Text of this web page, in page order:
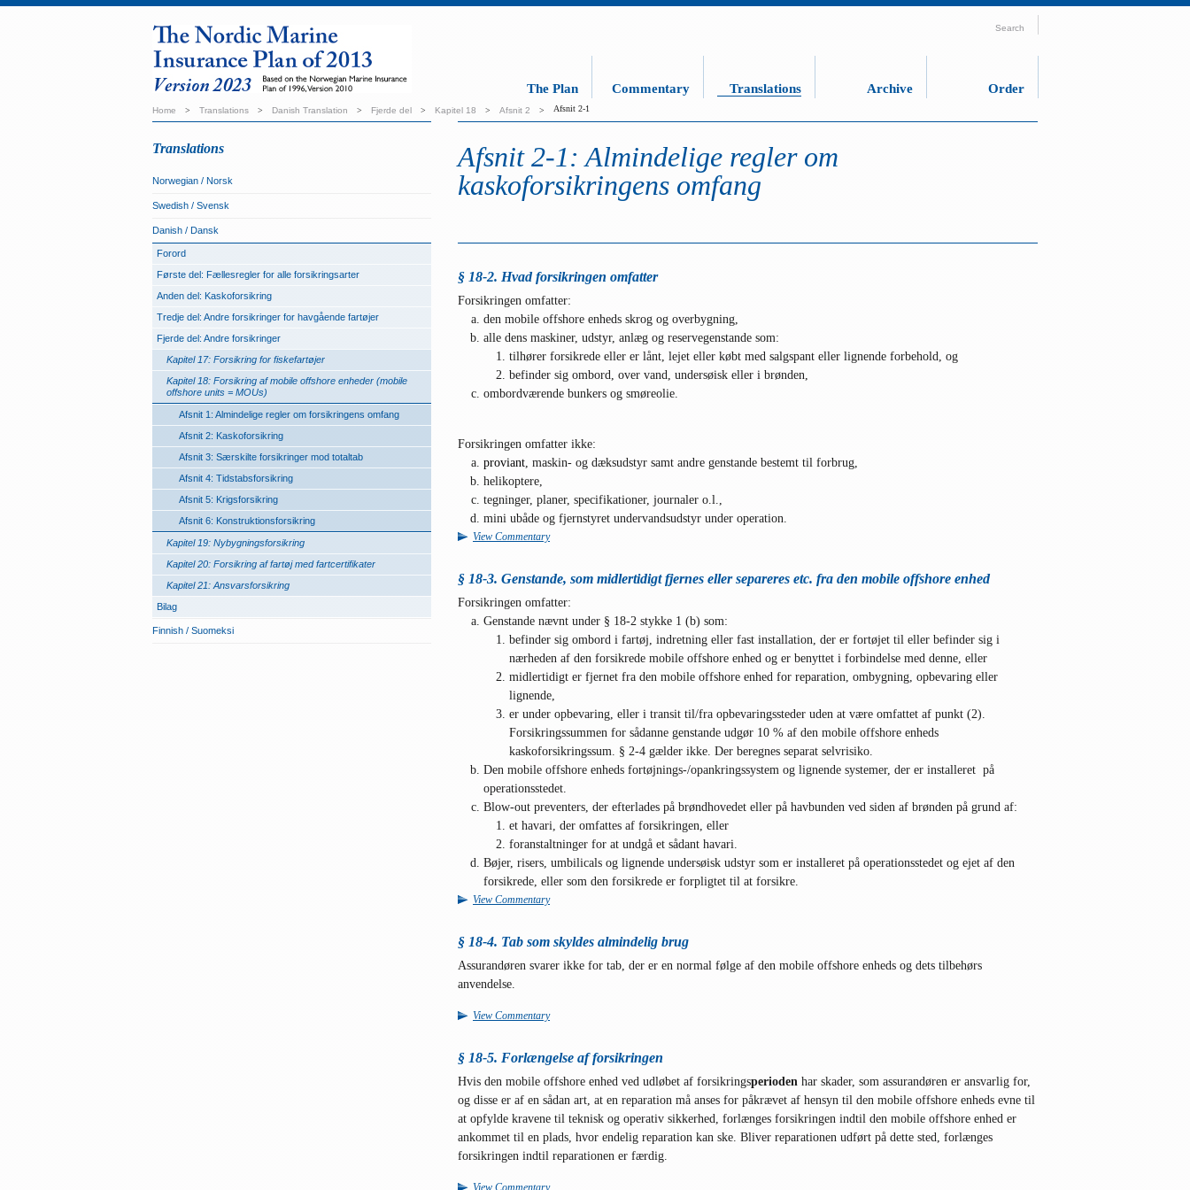
The Plan Commentary Translations Archive Order
Search
Home > Translations > Danish Translation > Fjerde del > Kapitel 18 > Afsnit 2 > Afsnit 2-1
Translations
Norwegian / Norsk
Swedish / Svensk
Danish / Dansk
Forord
Første del: Fællesregler for alle forsikringsarter
Anden del: Kaskoforsikring
Tredje del: Andre forsikringer for havgående fartøjer
Fjerde del: Andre forsikringer
Kapitel 17: Forsikring for fiskefartøjer
Kapitel 18: Forsikring af mobile offshore enheder (mobile
offshore units = MOUs)
Afsnit 1: Almindelige regler om forsikringens omfang
Afsnit 2: Kaskoforsikring
Afsnit 3: Særskilte forsikringer mod totaltab
Afsnit 4: Tidstabsforsikring
Afsnit 5: Krigsforsikring
Afsnit 6: Konstruktionsforsikring
Kapitel 19: Nybygningsforsikring
Kapitel 20: Forsikring af fartøj med fartcertifikater
Kapitel 21: Ansvarsforsikring
Bilag
Finnish / Suomeksi
Afsnit 2-1: Almindelige regler om
kaskoforsikringens omfang
§ 18-2. Hvad forsikringen omfatter
Forsikringen omfatter:
den mobile offshore enheds skrog og overbygning,
alle dens maskiner, udstyr, anlæg og reservegenstande som:
tilhører forsikrede eller er lånt, lejet eller købt med salgspant eller lignende forbehold, og
befinder sig ombord, over vand, undersøisk eller i brønden,
ombordværende bunkers og smøreolie.
Forsikringen omfatter ikke:
proviant, maskin- og dæksudstyr samt andre genstande bestemt til forbrug,
helikoptere,
tegninger, planer, specifikationer, journaler o.l.,
mini ubåde og fjernstyret undervandsudstyr under operation.
View Commentary
§ 18-3. Genstande, som midlertidigt fjernes eller separeres etc. fra den mobile offshore enhed
Forsikringen omfatter:
Genstande nævnt under § 18-2 stykke 1 (b) som:
befinder sig ombord i fartøj, indretning eller fast installation, der er fortøjet til eller befinder sig i
nærheden af den forsikrede mobile offshore enhed og er benyttet i forbindelse med denne, eller
midlertidigt er fjernet fra den mobile offshore enhed for reparation, ombygning, opbevaring eller
lignende,
er under opbevaring, eller i transit til/fra opbevaringssteder uden at være omfattet af punkt (2).
Forsikringssummen for sådanne genstande udgør 10 % af den mobile offshore enheds
kaskoforsikringssum. § 2-4 gælder ikke. Der beregnes separat selvrisiko.
Den mobile offshore enheds fortøjnings-/opankringssystem og lignende systemer, der er installeret på
operationsstedet.
Blow-out preventers, der efterlades på brøndhovedet eller på havbunden ved siden af brønden på grund af:
et havari, der omfattes af forsikringen, eller
foranstaltninger for at undgå et sådant havari.
Bøjer, risers, umbilicals og lignende undersøisk udstyr som er installeret på operationsstedet og ejet af den
forsikrede, eller som den forsikrede er forpligtet til at forsikre.
View Commentary
§ 18-4. Tab som skyldes almindelig brug
Assurandøren svarer ikke for tab, der er en normal følge af den mobile offshore enheds og dets tilbehørs
anvendelse.
View Commentary
§ 18-5. Forlængelse af forsikringen
Hvis den mobile offshore enhed ved udløbet af forsikringsperioden har skader, som assurandøren er ansvarlig for,
og disse er af en sådan art, at en reparation må anses for påkrævet af hensyn til den mobile offshore enheds evne til
at opfylde kravene til teknisk og operativ sikkerhed, forlænges forsikringen indtil den mobile offshore enhed er
ankommet til en plads, hvor endelig reparation kan ske. Bliver reparationen udført på dette sted, forlænges
forsikringen indtil reparationen er færdig.
View Commentary